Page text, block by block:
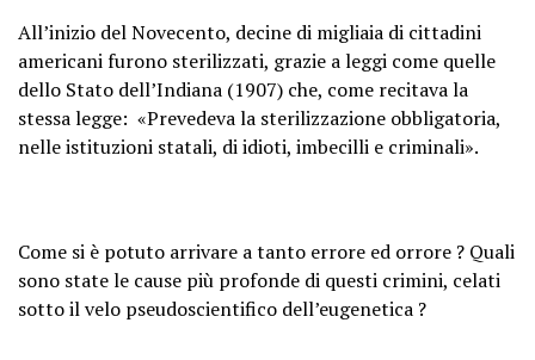
All’inizio del Novecento, decine di migliaia di cittadini
americani furono sterilizzati, grazie a leggi come quelle
dello Stato dell’Indiana (1907) che, come recitava la
stessa legge: «Prevedeva la sterilizzazione obbligatoria,
nelle istituzioni statali, di idioti, imbecilli e criminali».
Come si è potuto arrivare a tanto errore ed orrore ? Quali
sono state le cause più profonde di questi crimini, celati
sotto il velo pseudoscientifico dell’eugenetica ?